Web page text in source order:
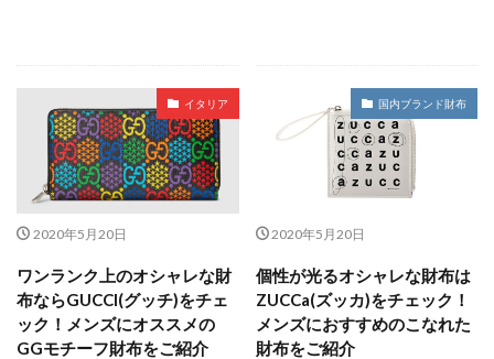
イタリア
2020年5月20日
ワンランク上のオシャレな財
布ならGUCCI(グッチ)をチェ
ック！メンズにオススメの
GGモチーフ財布をご紹介
国内ブランド財布
2020年5月20日
個性が光るオシャレな財布は
ZUCCa(ズッカ)をチェック！
メンズにおすすめのこなれた
財布をご紹介